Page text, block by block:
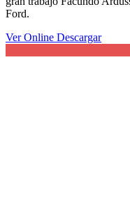
Ford.
Ver Online Descargar